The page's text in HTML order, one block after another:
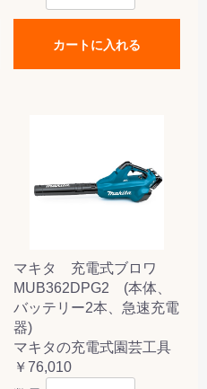
カートに入れる
マキタ 充電式ブロワ
MUB362DPG2 (本体、
バッテリー2本、急速充電
器)
マキタの充電式園芸工具
￥76,010